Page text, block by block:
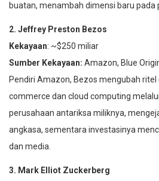
buatan, menambah dimensi baru pada
2. Jeffrey Preston Bezos
Kekayaan: ~$250 miliar
Sumber Kekayaan: Amazon, Blue
Pendiri Amazon, Bezos mengubah ritel
commerce dan cloud computing
perusahaan antariksa miliknya,
angkasa, sementara investasinya
dan media.
3. Mark Elliot Zuckerberg